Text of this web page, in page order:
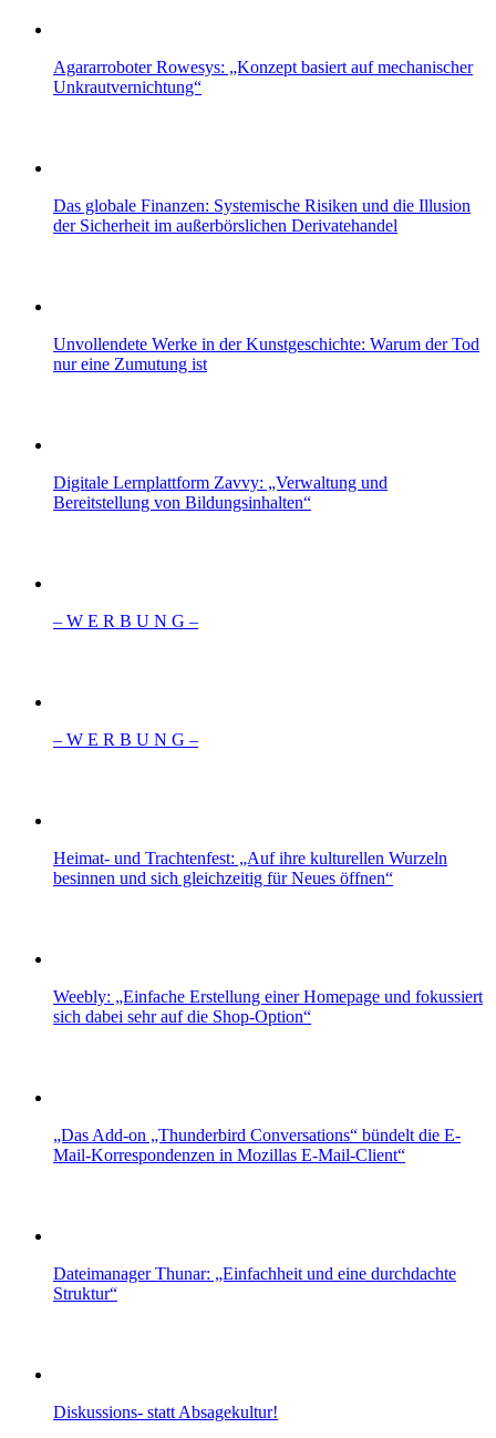
Agararroboter Rowesys: „Konzept basiert auf mechanischer
Unkrautvernichtung“
Das globale Finanzen: Systemische Risiken und die Illusion
der Sicherheit im außerbörslichen Derivatehandel
Unvollendete Werke in der Kunstgeschichte: Warum der Tod
nur eine Zumutung ist
Digitale Lernplattform Zavvy: „Verwaltung und
Bereitstellung von Bildungsinhalten“
– W Ε R Β U Ν G –
– W Ε R Β U Ν G –
Heimat- und Trachtenfest: „Auf ihre kulturellen Wurzeln
besinnen und sich gleichzeitig für Neues öffnen“
Weebly: „Einfache Erstellung einer Homepage und fokussiert
sich dabei sehr auf die Shop-Option“
„Das Add-on „Thunderbird Conversations“ bündelt die E-
Mail-Korrespondenzen in Mozillas E-Mail-Client“
Dateimanager Thunar: „Einfachheit und eine durchdachte
Struktur“
Diskussions- statt Absagekultur!